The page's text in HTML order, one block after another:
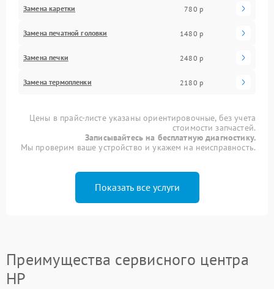
Замена каретки 780 р
Замена печатной головки 1480 р
Замена печки 2480 р
Замена термопленки 2180 р
Цены в прайс-листе указаны ориентировочные, без учета
стоимости запчастей.
Записывайтесь на бесплатную диагностику.
Мы проверим ваше устройство и укажем на неисправность.
Показать все услуги
Преимущества сервисного центра
HP